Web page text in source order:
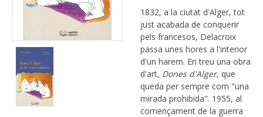
1832, a la ciutat d'Alger, tot
just acabada de conquerir
pels francesos, Delacroix
passa unes hores a l'interior
d'un harem. En treu una obra
d'art, Dones d'Alger, que
queda per sempre com "una
mirada prohibida". 1955, al
començament de la guerra